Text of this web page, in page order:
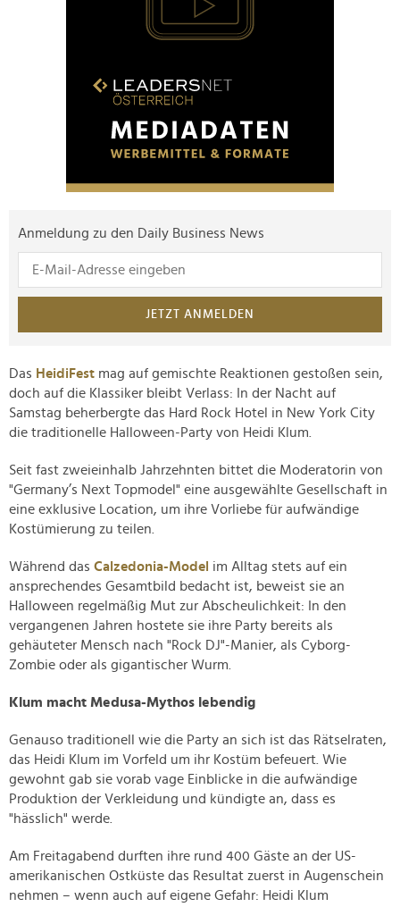
Anmeldung zu den Daily Business News
JETZT ANMELDEN
Das HeidiFest mag auf gemischte Reaktionen gestoßen sein,
doch auf die Klassiker bleibt Verlass: In der Nacht auf
Samstag beherbergte das Hard Rock Hotel in New York City
die traditionelle Halloween-Party von Heidi Klum.
Seit fast zweieinhalb Jahrzehnten bittet die Moderatorin von
"Germany’s Next Topmodel" eine ausgewählte Gesellschaft in
eine exklusive Location, um ihre Vorliebe für aufwändige
Kostümierung zu teilen.
Während das Calzedonia-Model im Alltag stets auf ein
ansprechendes Gesamtbild bedacht ist, beweist sie an
Halloween regelmäßig Mut zur Abscheulichkeit: In den
vergangenen Jahren hostete sie ihre Party bereits als
gehäuteter Mensch nach "Rock DJ"-Manier, als Cyborg-
Zombie oder als gigantischer Wurm.
Klum macht Medusa-Mythos lebendig
Genauso traditionell wie die Party an sich ist das Rätselraten,
das Heidi Klum im Vorfeld um ihr Kostüm befeuert. Wie
gewohnt gab sie vorab vage Einblicke in die aufwändige
Produktion der Verkleidung und kündigte an, dass es
"hässlich" werde.
Am Freitagabend durften ihre rund 400 Gäste an der US-
amerikanischen Ostküste das Resultat zuerst in Augenschein
nehmen – wenn auch auf eigene Gefahr: Heidi Klum